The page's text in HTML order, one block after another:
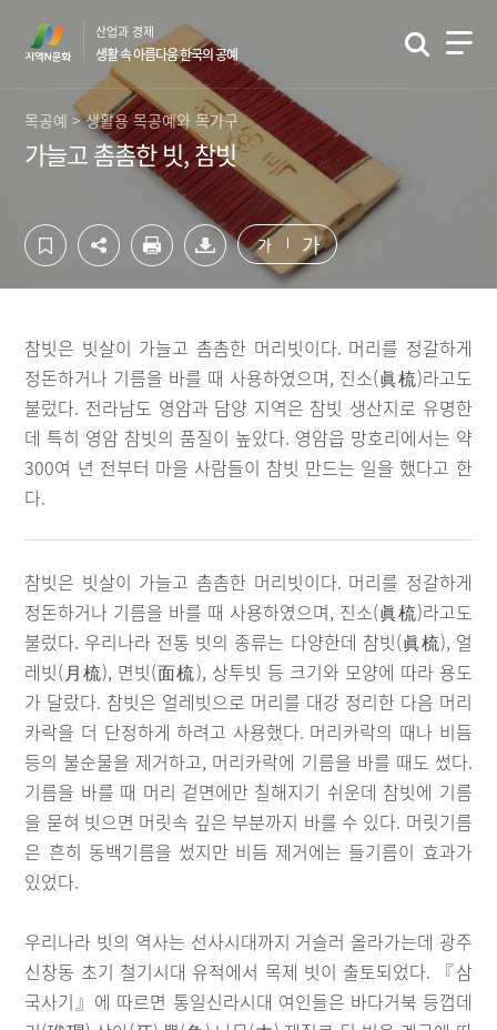
산업과 경제
생활 속 아름다움 한국의 공예
목공예 > 생활용 목공예와 목가구
가늘고 촘촘한 빗, 참빗
가 가
참빗은 빗살이 가늘고 촘촘한 머리빗이다. 머리를 정갈하게
정돈하거나 기름을 바를 때 사용하였으며, 진소(眞梳)라고도
불렀다. 전라남도 영암과 담양 지역은 참빗 생산지로 유명한
데 특히 영암 참빗의 품질이 높았다. 영암읍 망호리에서는 약
300여 년 전부터 마을 사람들이 참빗 만드는 일을 했다고 한
다.
참빗은 빗살이 가늘고 촘촘한 머리빗이다. 머리를 정갈하게
정돈하거나 기름을 바를 때 사용하였으며, 진소(眞梳)라고도
불렀다. 우리나라 전통 빗의 종류는 다양한데 참빗(眞梳), 얼
레빗(月梳), 면빗(面梳), 상투빗 등 크기와 모양에 따라 용도
가 달랐다. 참빗은 얼레빗으로 머리를 대강 정리한 다음 머리
카락을 더 단정하게 하려고 사용했다. 머리카락의 때나 비듬
등의 불순물을 제거하고, 머리카락에 기름을 바를 때도 썼다.
기름을 바를 때 머리 겉면에만 칠해지기 쉬운데 참빗에 기름
을 묻혀 빗으면 머릿속 깊은 부분까지 바를 수 있다. 머릿기름
은 흔히 동백기름을 썼지만 비듬 제거에는 들기름이 효과가
있었다.
우리나라 빗의 역사는 선사시대까지 거슬러 올라가는데 광주
신창동 초기 철기시대 유적에서 목제 빗이 출토되었다. 『삼
국사기』에 따르면 통일신라시대 여인들은 바다거북 등껍데